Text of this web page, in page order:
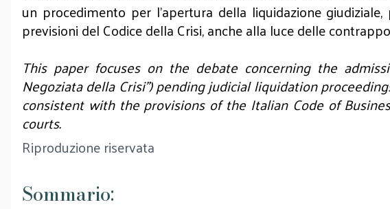
un procedimento per l'apertura della liquidazione
previsioni del Codice della Crisi, anche alla luce delle
This paper focuses on the debate concerning the
Negoziata della Crisi") pending judicial liquidation
consistent with the provisions of the Italian Code of
courts.
Riproduzione riservata
Sommario: